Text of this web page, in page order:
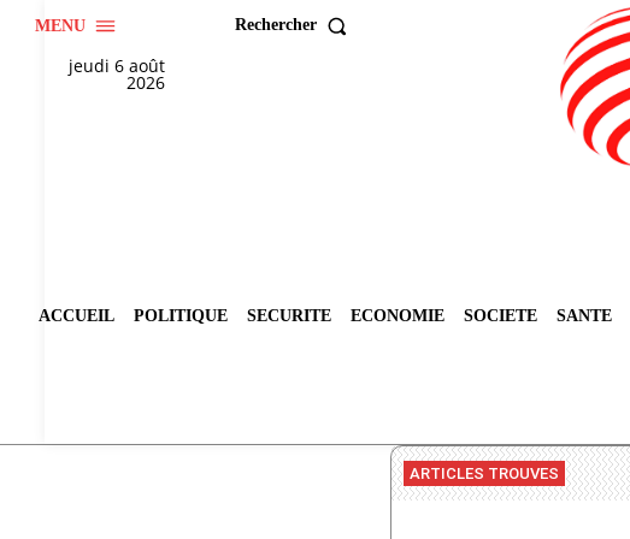
MENU Rechercher
jeudi 6 août
2026
ACCUEIL POLITIQUE SECURITE ECONOMIE SOCIETE SANTE
ARTICLES TROUVES